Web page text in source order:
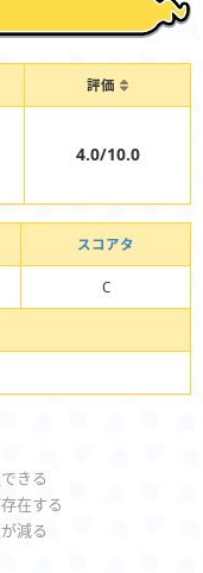
評価
4.0/10.0
スコアタ
C
きる
在する
減る